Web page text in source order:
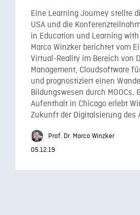
Eine Learning Journey stellte
USA und die
in Education und Learning with
Marco Winzker berichtet vom
Virtual-Reality im Bereich von
Management, Cloudsoftware
und prognostiziert einen
Bildungswesen durch MOOCs.
Aufenthalt in Chicago erlebt
Zukunft der Digitalsierung des
Prof. Dr. Marco Winzker
05.12.19